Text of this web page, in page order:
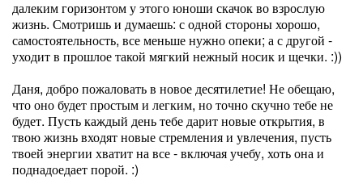
далеким горизонтом у этого юноши скачок во взрослую
жизнь. Смотришь и думаешь: с одной стороны хорошо,
самостоятельность, все меньше нужно опеки; а с другой -
уходит в прошлое такой мягкий нежный носик и щечки. :))
Даня, добро пожаловать в новое десятилетие! Не обещаю,
что оно будет простым и легким, но точно скучно тебе не
будет. Пусть каждый день тебе дарит новые открытия, в
твою жизнь входят новые стремления и увлечения, пусть
твоей энергии хватит на все - включая учебу, хоть она и
поднадоедает порой. :)